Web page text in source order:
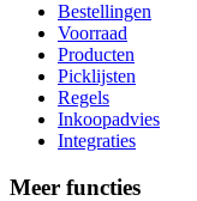
Bestellingen
Voorraad
Producten
Picklijsten
Regels
Inkoopadvies
Integraties
Meer functies